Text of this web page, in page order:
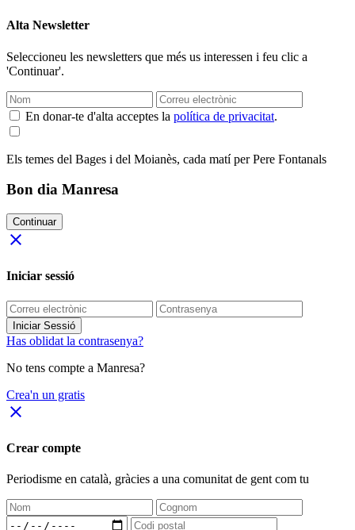
Alta Newsletter
Seleccioneu les newsletters que més us interessen i feu clic a
'Continuar'.
En donar-te d'alta acceptes la política de privacitat.
Els temes del Bages i del Moianès, cada matí per Pere Fontanals
Bon dia Manresa
Continuar
close
Iniciar sessió
Iniciar Sessió
Has oblidat la contrasenya?
No tens compte a Manresa?
Crea'n un gratis
close
Crear compte
Periodisme en català, gràcies a una comunitat de gent com tu